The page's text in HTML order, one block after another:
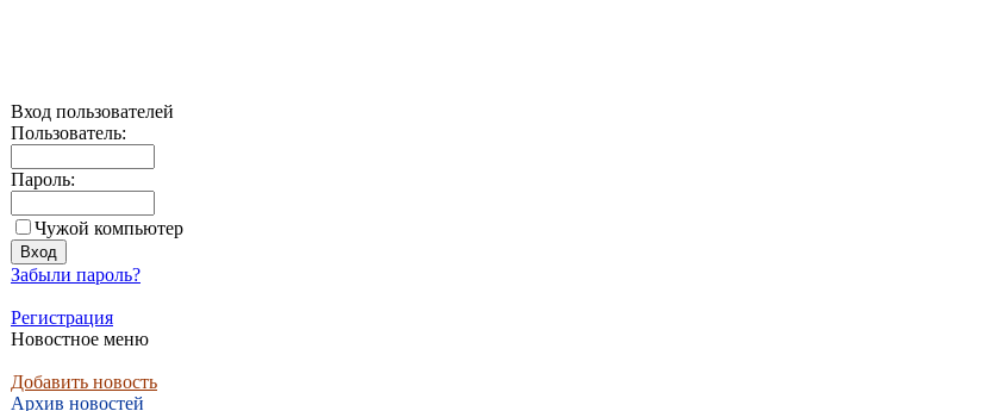
Вход пользователей
Пользователь:
Пароль:
Чужой компьютер
Забыли пароль?
Регистрация
Новостное меню
Добавить новость
Архив новостей